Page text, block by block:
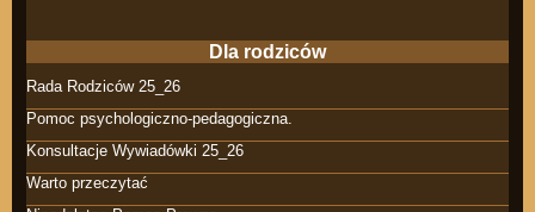
Dla rodziców
Rada Rodziców 25_26
Pomoc psychologiczno-pedagogiczna.
Konsultacje Wywiadówki 25_26
Warto przeczytać